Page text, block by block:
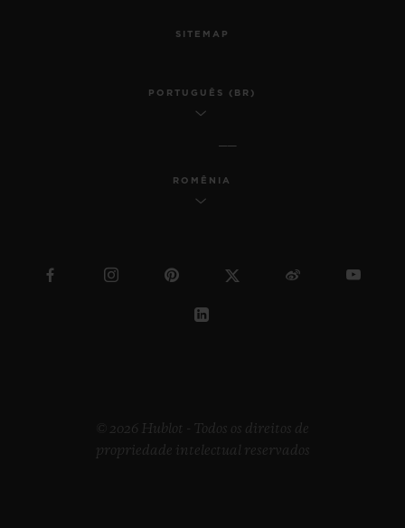
SITEMAP
PORTUGUÊS (BR)
ROMÊNIA
© 2026 Hublot - Todos os direitos de
propriedade intelectual reservados